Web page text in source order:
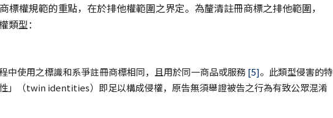
標權規範的重點，在於排他權範圍之界定。為釐清註冊商標之排他範圍，
類型：
中使用之標識和系爭註冊商標相同，且用於同一商品或服務[5]。此類型侵害的特
」（twin identities）即足以構成侵權，原告無須舉證被告之行為有致公眾混淆